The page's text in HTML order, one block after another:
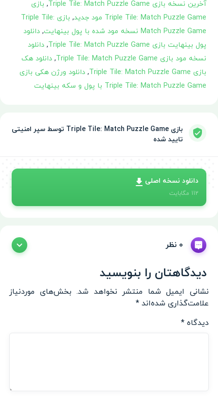
آخرین نسخه بازی Triple Tile: Match Puzzle Game , بازی
Triple Tile: Match Puzzle Game مود جدید
,
بازی Triple Tile:
Match Puzzle Game نسخه مود شده با پول بینهایت
, دانلود
پول بینهایت بازی Triple Tile: Match Puzzle Game
, دانلود
نسخه مود بازی Triple Tile: Match Puzzle Game
, دانلود هک
بازی Triple Tile: Match Puzzle Game
, دانلود ورژن هکی بازی
Triple Tile: Match Puzzle Game با پول و سکه بینهایت
بازی Triple Tile: Match Puzzle Game توسط سپر امنیتی
تایید شده
دانلود نسخه اصلی
112 مگابایت
0 نظر
دیدگاهتان را بنویسید
نشانی ایمیل شما منتشر نخواهد شد. بخش‌های موردنیاز
علامت‌گذاری شده‌اند *
دیدگاه *